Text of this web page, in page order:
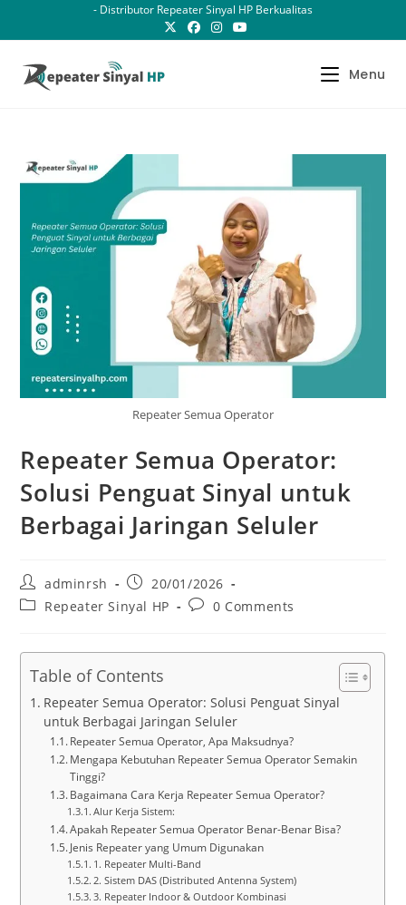
- Distributor Repeater Sinyal HP Berkualitas
Menu
Repeater Semua Operator
Repeater Semua Operator:
Solusi Penguat Sinyal untuk
Berbagai Jaringan Seluler
Post
author:
adminrsh
Post
published:
20/01/2026
PostRepeater Sinyal HP
Post0 Comments
Table of Contents
Repeater Semua Operator: Solusi Penguat Sinyal
untuk Berbagai Jaringan Seluler
Repeater Semua Operator, Apa Maksudnya?
Mengapa Kebutuhan Repeater Semua Operator Semakin
Tinggi?
Bagaimana Cara Kerja Repeater Semua Operator?
Alur Kerja Sistem:
Apakah Repeater Semua Operator Benar-Benar Bisa?
Jenis Repeater yang Umum Digunakan
1. Repeater Multi-Band
2. Sistem DAS (Distributed Antenna System)
3. Repeater Indoor & Outdoor Kombinasi